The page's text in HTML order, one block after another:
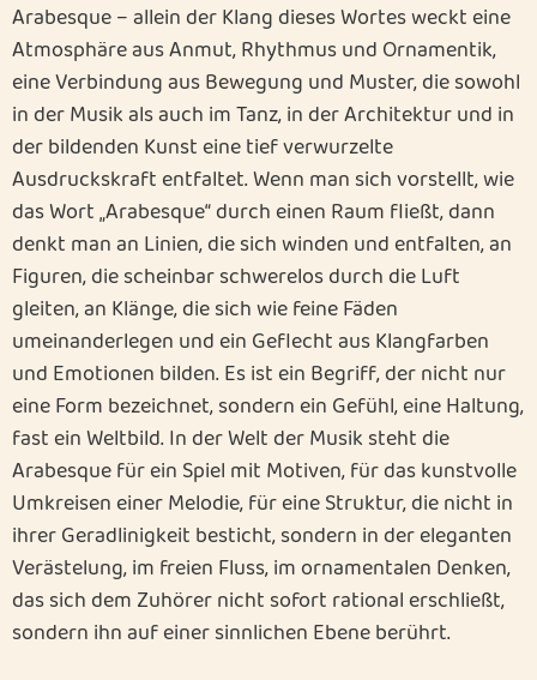
Arabesque – allein der Klang dieses Wortes weckt eine
Atmosphäre aus Anmut, Rhythmus und Ornamentik,
eine Verbindung aus Bewegung und Muster, die sowohl
in der Musik als auch im Tanz, in der Architektur und in
der bildenden Kunst eine tief verwurzelte
Ausdruckskraft entfaltet. Wenn man sich vorstellt, wie
das Wort „Arabesque“ durch einen Raum fließt, dann
denkt man an Linien, die sich winden und entfalten, an
Figuren, die scheinbar schwerelos durch die Luft
gleiten, an Klänge, die sich wie feine Fäden
umeinanderlegen und ein Geflecht aus Klangfarben
und Emotionen bilden. Es ist ein Begriff, der nicht nur
eine Form bezeichnet, sondern ein Gefühl, eine Haltung,
fast ein Weltbild. In der Welt der Musik steht die
Arabesque für ein Spiel mit Motiven, für das kunstvolle
Umkreisen einer Melodie, für eine Struktur, die nicht in
ihrer Geradlinigkeit besticht, sondern in der eleganten
Verästelung, im freien Fluss, im ornamentalen Denken,
das sich dem Zuhörer nicht sofort rational erschließt,
sondern ihn auf einer sinnlichen Ebene berührt.